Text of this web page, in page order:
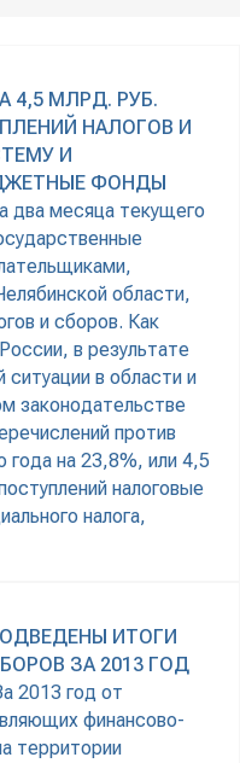
4,5 МЛРД. РУБ.
НАЛОГОВ И
И
ФОНДЫ
два месяца текущего
области,
и сборов. Как
в результате
в области и
законодательстве
против
года на 23,8%, или 4,5
налоговые
налога,
ИТОГИ
ЗА 2013 ГОД
2013 год от
финансово-
территории